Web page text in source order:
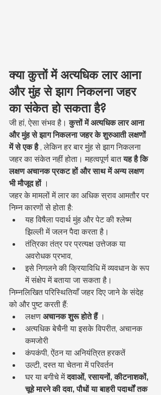
क्या कुत्तों में अत्यधिक लार आना
और मुंह से झाग निकलना जहर
का संकेत हो सकता है?
जी हां, ऐसा संभव है। कुत्तों में अत्यधिक लार आना
और मुंह से झाग निकलना जहर के शुरुआती लक्षणों
में से एक है , लेकिन हर बार मुंह से झाग निकलना
जहर का संकेत नहीं होता। महत्वपूर्ण बात यह है कि
लक्षण अचानक प्रकट हों और साथ में अन्य लक्षण
भी मौजूद हों ।
जहर के मामलों में लार का अधिक स्राव आमतौर पर
निम्न कारणों से होता है:
यह विषैला पदार्थ मुंह और पेट की श्लेष्म
झिल्ली में जलन पैदा करता है।
तंत्रिका तंत्र पर प्रत्यक्ष उत्तेजक या
अवरोधक प्रभाव,
इसे निगलने की क्रियाविधि में व्यवधान के रूप
में संक्षेप में बताया जा सकता है।
निम्नलिखित परिस्थितियाँ जहर दिए जाने के संदेह
को और पुष्ट करती हैं:
लक्षण अचानक शुरू होते हैं ।
अत्यधिक बेचैनी या इसके विपरीत, अचानक
कमजोरी
कंपकंपी, ऐंठन या अनियंत्रित हरकतें
उल्टी, दस्त या चेतना में परिवर्तन
घर या बगीचे में दवाओं, रसायनों, कीटनाशकों,
चूहे मारने की दवा, पौधों या बाहरी पदार्थों तक